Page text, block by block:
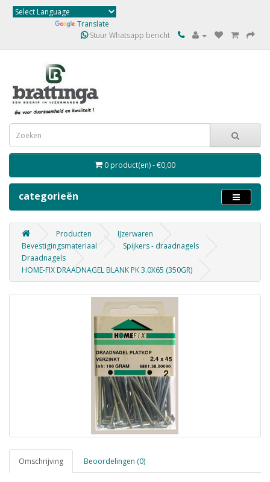
Translate
Stuur Whatsapp bericht
0 product(en) - €0,00
categorieën
Producten
IJzerwaren
Bevestigingsmateriaal
Spijkers - draadnagels
Draadnagels
HOME-FIX DRAADNAGEL BLANK PK 3.0X65 (350GR)
Omschrijving Beoordelingen (0)